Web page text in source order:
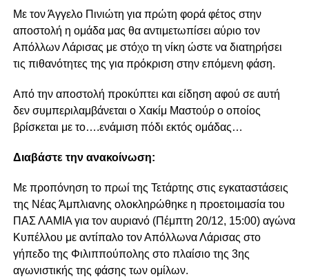
Με τον Άγγελο Πινιώτη για πρώτη φορά φέτος στην
αποστολή η ομάδα μας θα αντιμετωπίσει αύριο τον
Απόλλων Λάρισας με στόχο τη νίκη ώστε να διατηρήσει
τις πιθανότητες της για πρόκριση στην επόμενη φάση.
Από την αποστολή προκύπτει και είδηση αφού σε αυτή
δεν συμπεριλαμβάνεται ο Χακίμ Μαστούρ ο οποίος
βρίσκεται με το….ενάμιση πόδι εκτός ομάδας…
Διαβάστε την ανακοίνωση:
Με προπόνηση το πρωί της Τετάρτης στις εγκαταστάσεις
της Νέας Άμπλιανης ολοκληρώθηκε η προετοιμασία του
ΠΑΣ ΛΑΜΙΑ για τον αυριανό (Πέμπτη 20/12, 15:00) αγώνα
Κυπέλλου με αντίπαλο τον Απόλλωνα Λάρισας στο
γήπεδο της Φιλιππούπολης στο πλαίσιο της 3ης
αγωνιστικής της φάσης των ομίλων.